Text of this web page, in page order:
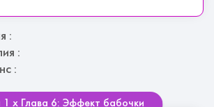
:
:
:
1 х Глава 6: Эффект бабочки